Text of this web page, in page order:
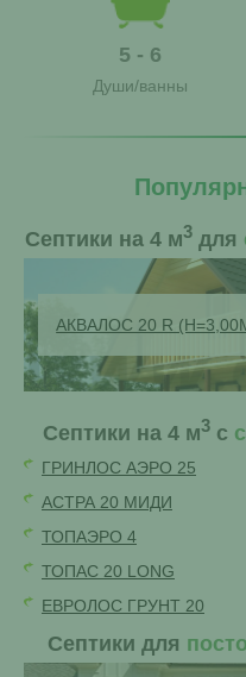
5 - 6
Души/ванны
Септики на 4 м3для
АКВАЛОС 20 R
Септики на 4 м3 с
ГРИНЛОС АЭРО 25
АСТРА 20 МИДИ
ТОПАЭРО 4
ТОПАС 20 LONG
ЕВРОЛОС ГРУНТ 20
Септики для